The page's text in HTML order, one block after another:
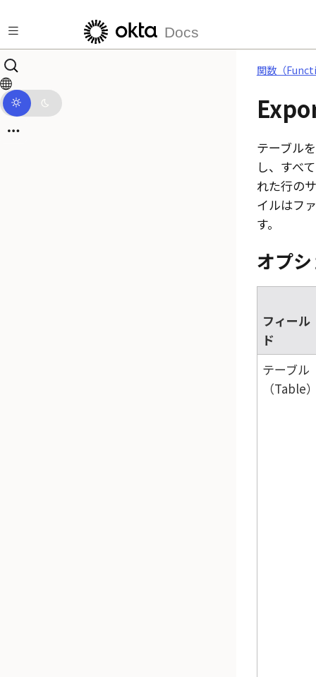
Docs
関数（
テーブル
し、すべ
れた行の
イルはフ
す。
オプ
フィール
ド
テーブル
（Table